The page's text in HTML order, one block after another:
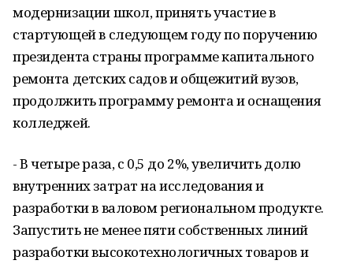
модернизации школ, принять участие в
стартующей в следующем году по поручению
президента страны программе капитального
ремонта детских садов и общежитий вузов,
продолжить программу ремонта и оснащения
колледжей.
- В четыре раза, с 0,5 до 2%, увеличить долю
внутренних затрат на исследования и
разработки в валовом региональном продукте.
Запустить не менее пяти собственных линий
разработки высокотехнологичных товаров и